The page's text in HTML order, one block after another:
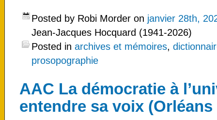
Posted by Robi Morder on janvier 28th,
Jean-Jacques Hocquard (1941-2026)
Posted in archives et mémoires,
prosopographie
AAC La démocratie à
entendre sa voix